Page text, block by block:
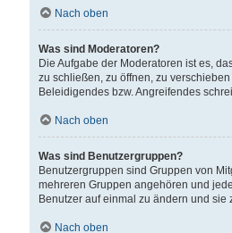
Nach oben
Was sind Moderatoren?
Die Aufgabe der Moderatoren ist es,
zu schließen, zu öffnen, zu
Beleidigendes bzw. Angreifendes
Nach oben
Was sind Benutzergruppen?
Benutzergruppen sind Gruppen von
mehreren Gruppen angehören und
Benutzer auf einmal zu ändern und
Nach oben